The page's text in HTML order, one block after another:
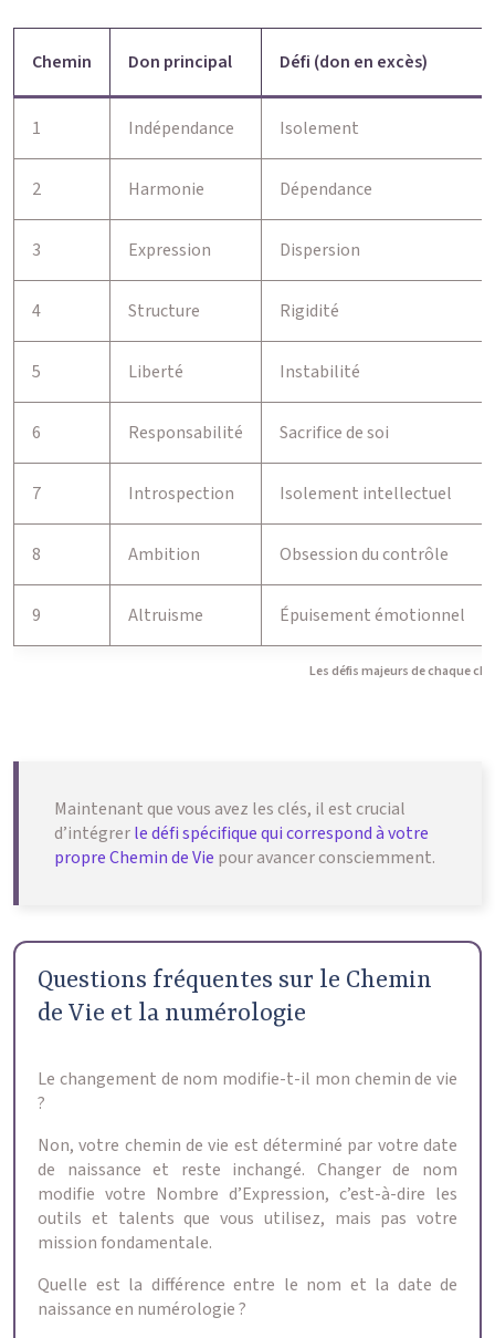
Les défis majeurs de chaque
Chemin Don principal Défi (don en excès)
1 Indépendance Isolement
2 Harmonie Dépendance
3 Expression Dispersion
4 Structure Rigidité
5 Liberté Instabilité
6 Responsabilité Sacrifice de soi
7 Introspection Isolement intellectuel
8 Ambition Obsession du contrôle
9 Altruisme Épuisement émotionnel
Maintenant que vous avez les clés, il est crucial
d’intégrerle défi spécifique qui correspond à votre
propre Chemin de Vie pour avancer consciemment.
Questions fréquentes sur le Chemin
de Vie et la numérologie
Le changement de nom modifie-t-il mon chemin de vie
?
Non, votre chemin de vie est déterminé par votre date
de naissance et reste inchangé. Changer de nom
modifie votre Nombre d’Expression, c’est-à-dire les
outils et talents que vous utilisez, mais pas votre
mission fondamentale.
Quelle est la différence entre le nom et la date de
naissance en numérologie ?